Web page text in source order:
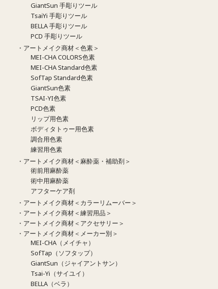
GiantSun 手彫りツール
TsaiYi 手彫りツール
BELLA 手彫りツール
PCD 手彫りツール
・アートメイク商材＜色素＞
MEI-CHA COLORS色素
MEI-CHA Standard色素
SofTap Standard色素
GiantSun色素
TSAI-YI色素
PCD色素
リップ用色素
ボディタトゥー用色素
調合用色素
練習用色素
・アートメイク商材＜麻酔薬・補助剤＞
術前用麻酔薬
術中用麻酔薬
アフターケア剤
・アートメイク商材＜カラーリムーバー＞
・アートメイク商材＜練習用品＞
・アートメイク商材＜アクセサリー＞
・アートメイク商材＜メーカー別＞
MEI-CHA（メイチャ）
SofTap（ソフタップ）
GiantSun（ジャイアントサン）
Tsai-Yi（サイユイ）
BELLA（ベラ）